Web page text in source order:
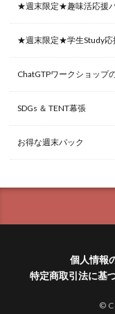
★週末限定★趣味活応援
★週末限定★学生Study応
ChatGTPワークショップ
SDGs ＆ TENT幕張
お得な週末パック
個人情報
特定商取引法に基
©